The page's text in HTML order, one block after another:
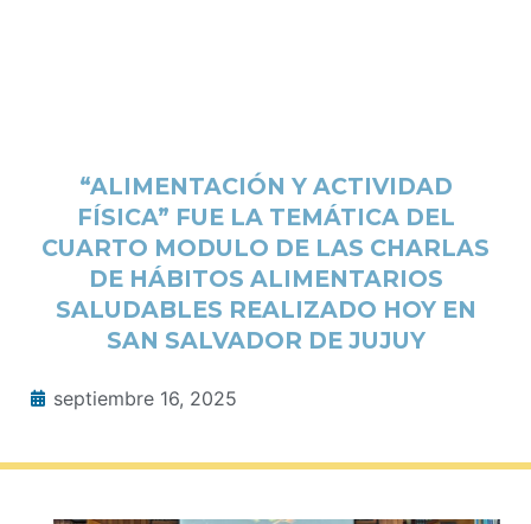
“ALIMENTACIÓN Y ACTIVIDAD
FÍSICA” FUE LA TEMÁTICA DEL
CUARTO MODULO DE LAS CHARLAS
DE HÁBITOS ALIMENTARIOS
SALUDABLES REALIZADO HOY EN
SAN SALVADOR DE JUJUY
septiembre 16, 2025